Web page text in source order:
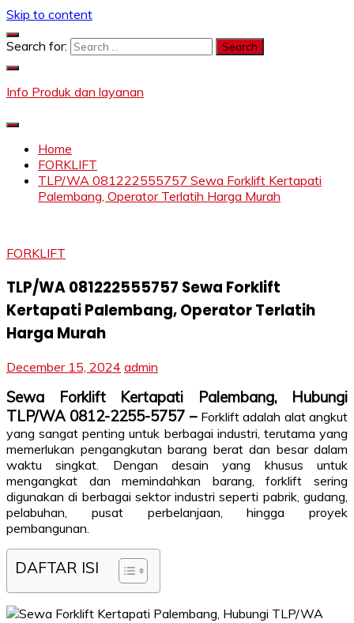
Skip to content
Search for:
Info Produk dan layanan
Home
FORKLIFT
TLP/WA 081222555757 Sewa Forklift Kertapati
Palembang, Operator Terlatih Harga Murah
FORKLIFT
TLP/WA 081222555757 Sewa Forklift
Kertapati Palembang, Operator Terlatih
Harga Murah
December 15, 2024 admin
Sewa Forklift Kertapati Palembang, Hubungi
TLP/WA 0812-2255-5757 – Forklift adalah alat angkut
yang sangat penting untuk berbagai industri, terutama yang
memerlukan pengangkutan barang berat dan besar dalam
waktu singkat. Dengan desain yang khusus untuk
mengangkat dan memindahkan barang, forklift sering
digunakan di berbagai sektor industri seperti pabrik, gudang,
pelabuhan, pusat perbelanjaan, hingga proyek
pembangunan.
DAFTAR ISI